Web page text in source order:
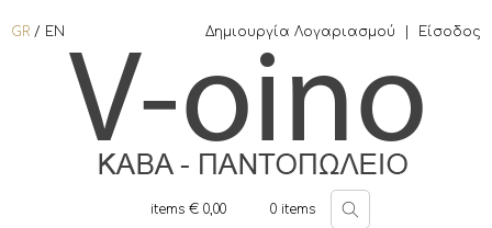
GR / EN Δημιουργία Λογαριασμού Είσοδος
items € 0,00 0 items